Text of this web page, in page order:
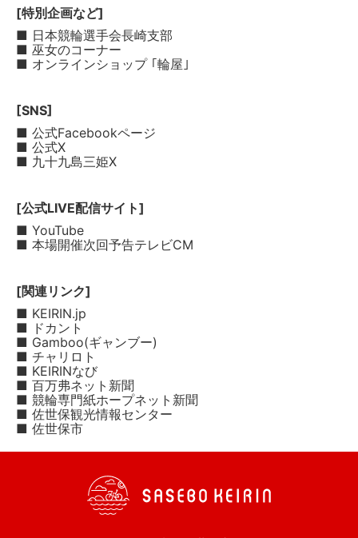
[特別企画など]
■ 日本競輪選手会長崎支部
■ 巫女のコーナー
■ オンラインショップ ｢輪屋｣
[SNS]
■ 公式Facebookページ
■ 公式X
■ 九十九島三姫X
[公式LIVE配信サイト]
■ YouTube
■ 本場開催次回予告テレビCM
[関連リンク]
■ KEIRIN.jp
■ ドカント
■ Gamboo(ギャンブー)
■ チャリロト
■ KEIRINなび
■ 百万弗ネット新聞
■ 競輪専門紙ホープネット新聞
■ 佐世保観光情報センター
■ 佐世保市